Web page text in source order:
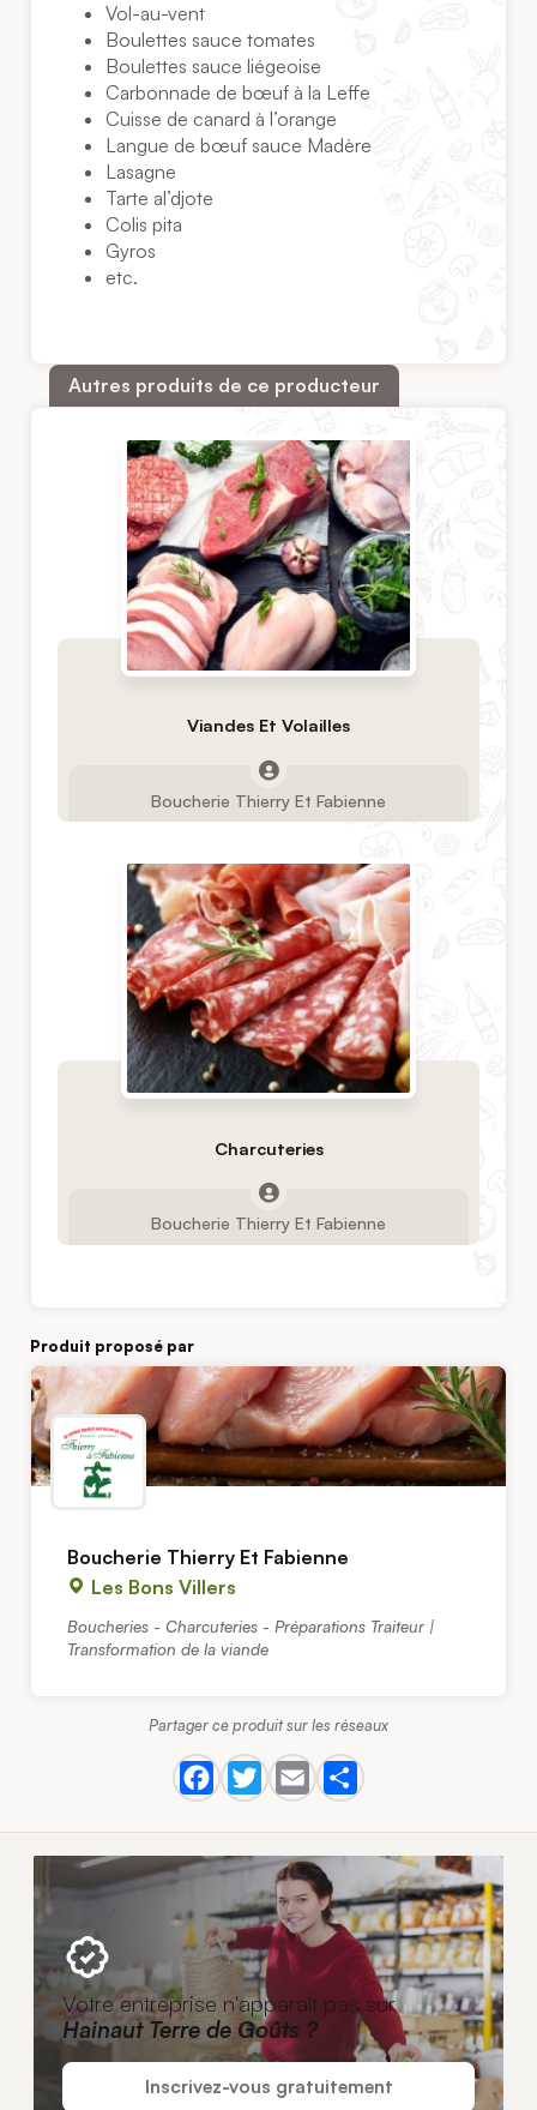
Vol-au-vent
Boulettes sauce tomates
Boulettes sauce liégeoise
Carbonnade de bœuf à la Leffe
Cuisse de canard à l’orange
Langue de bœuf sauce Madère
Lasagne
Tarte al’djote
Colis pita
Gyros
etc.
Autres produits de ce producteur
Viandes Et Volailles
Boucherie Thierry Et Fabienne
Charcuteries
Boucherie Thierry Et Fabienne
Produit proposé par
Boucherie Thierry Et Fabienne
Les Bons Villers
Boucheries - Charcuteries - Préparations Traiteur |
Transformation de la viande
Partager ce produit sur les réseaux
Votre entreprise n'apparaît pas sur
Hainaut Terre de Goûts ?
Inscrivez-vous gratuitement